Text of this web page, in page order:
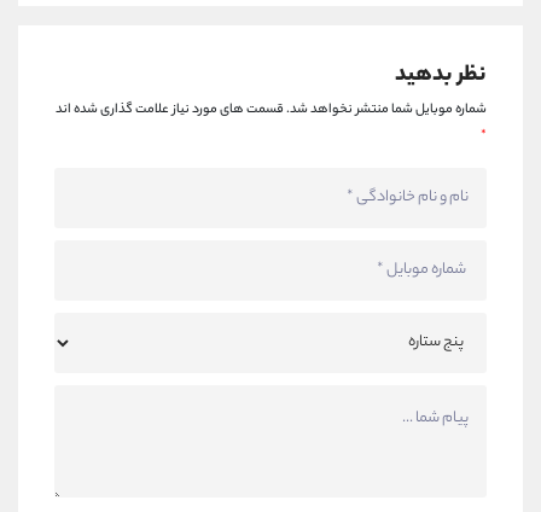
نظر بدهید
شماره موبایل شما منتشر نخواهد شد.قسمت های مورد نیاز علامت گذاری شده اند
*